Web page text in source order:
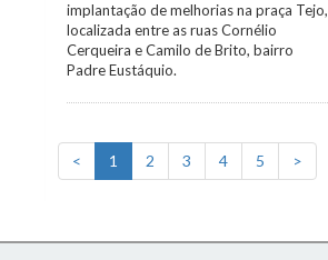
implantação de melhorias na praça Tejo,
localizada entre as ruas Cornélio
Cerqueira e Camilo de Brito, bairro
Padre Eustáquio.
< 1 2 3 4 5 >